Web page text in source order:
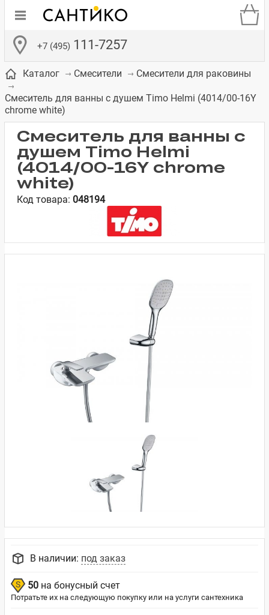
+7 (495) 111-7257
Бачки для
унитазов
Сиденья для
унитазов
Смесители для
встраиваемых
систем
Зеркало-шкаф
Полки в ванную
комнату
Комоды в
ванную комнату
Каталог Смесители Смесители для раковины
Смеситель для ванны с душем Timo Helmi (4014/00-16Y
chrome white)
Смеситель для ванны с
душем Timo Helmi
(4014/00-16Y chrome
white)
Код товара: 048194
В наличии: под заказ
50 на бонусный счет
Потратьте их на следующую покупку или на услуги сантехника